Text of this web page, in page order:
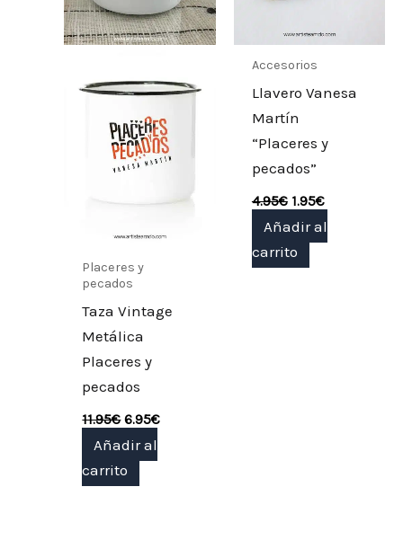
Placeres y
pecados
Taza Vintage
Metálica
Placeres y
pecados
11.95€ 6.95€
Añadir al
carrito
Accesorios
Llavero Vanesa
Martín
“Placeres y
pecados”
4.95€ 1.95€
Añadir al
carrito